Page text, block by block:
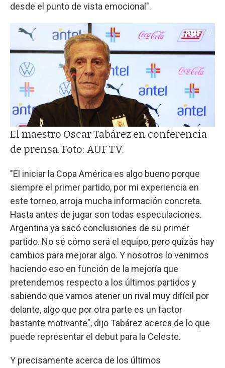
desde el punto de vista emocional".
El maestro Oscar Tabárez en conferencia
de prensa. Foto: AUF TV.
"El iniciar la Copa América es algo bueno porque
siempre el primer partido, por mi experiencia en
este torneo, arroja mucha información concreta.
Hasta antes de jugar son todas especulaciones.
Argentina ya sacó conclusiones de su primer
partido. No sé cómo será el equipo, pero quizás hay
cambios para mejorar algo. Y nosotros lo venimos
haciendo eso en función de la mejoría que
pretendemos respecto a los últimos partidos y
sabiendo que vamos atener un rival muy difícil por
delante, algo que por otra parte es un factor
bastante motivante", dijo Tabárez acerca de lo que
puede representar el debut para la Celeste.
Y precisamente acerca de los últimos